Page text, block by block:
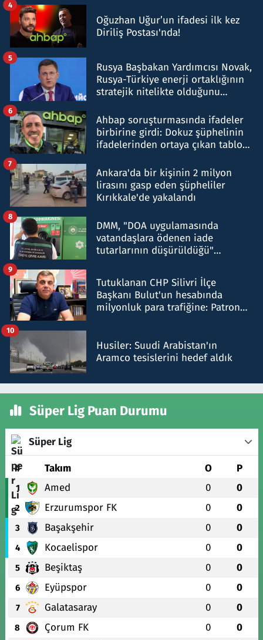
Oğuzhan Uğur’un ifadesi ilk kez
Diriliş Postası'nda!
4
Rusya Başbakan Yardımcısı Novak,
Rusya-Türkiye enerji ortaklığının
stratejik nitelikte olduğunu
5
Ahbap soruşturmasında ifadeler
birbirine girdi: Dokuz şüphelinin
ifadelerinden ortaya çıkan tablo
6
Ankara'da bir kişinin 2 milyon
lirasını gasp eden şüpheliler
Kırıkkale'de yakalandı
7
DMM, "DOA uygulamasında
vatandaşlara ödenen iade
tutarlarının düşürüldüğü"
8
Tutuklanan CHP Silivri İlçe
Başkanı Bulut'un hesabında
milyonluk para trafiğine: Patron
9
Husiler: Suudi Arabistan'ın
Aramco tesislerini hedef aldık
10
Süper Lig Puan Durumu
Süper Lig
# Takım O P
1 Amed 0 0
2 Erzurumspor FK 0 0
3 Başakşehir 0 0
4 Kocaelispor 0 0
5 Beşiktaş 0 0
6 Eyüpspor 0 0
7 Galatasaray 0 0
8 Çorum FK 0 0